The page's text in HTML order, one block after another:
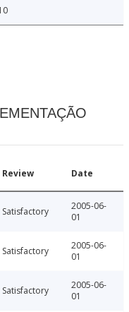
Review Date
Satisfactory
2005-06-
01
Satisfactory
2005-06-
01
Satisfactory
2005-06-
01